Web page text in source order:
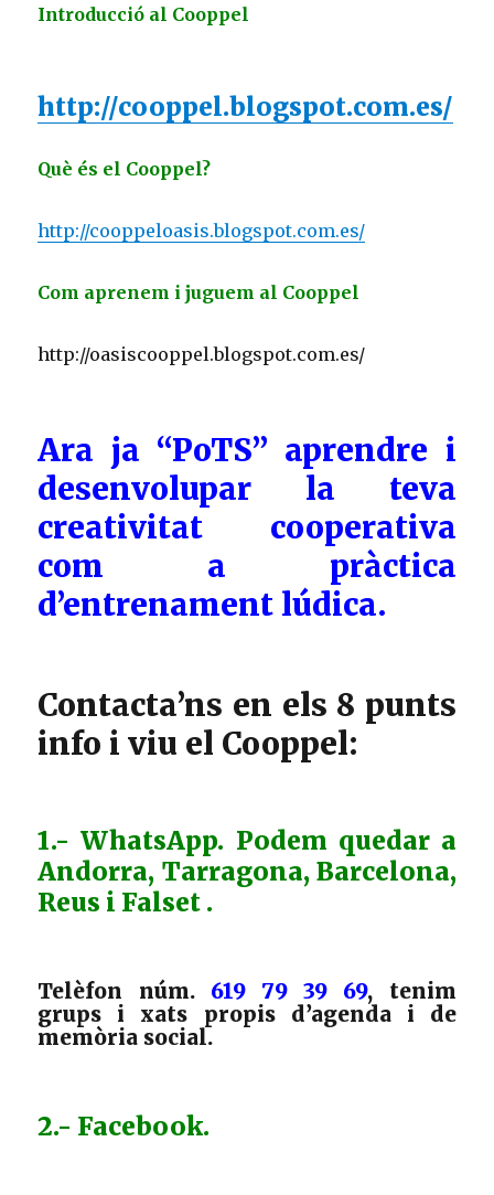
Introducció al Cooppel
http://cooppel.blogspot.com.es/
Què és el Cooppel?
http://cooppeloasis.blogspot.com.es/
Com aprenem i juguem al Cooppel
http://oasiscooppel.blogspot.com.es/
Ara ja “PoTS” aprendre i
desenvolupar la teva
creativitat cooperativa
com a pràctica
d’entrenament lúdica.
Contacta’ns en els 8 punts
info i viu el Cooppel:
1.- WhatsApp. Podem quedar a
Andorra, Tarragona, Barcelona,
Reus i Falset .
Telèfon núm. 619 79 39 69, tenim
grups i xats propis d’agenda i de
memòria social.
2.- Facebook.